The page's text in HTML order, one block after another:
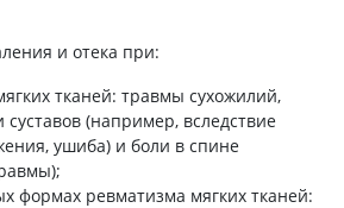
и отека при:
тканей: травмы сухожилий,
(например, вследствие
ушиба) и боли в спине
формах ревматизма мягких тканей: